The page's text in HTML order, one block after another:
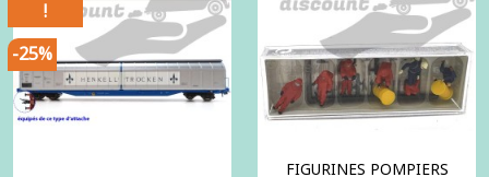
!
-25%
FIGURINES POMPIERS